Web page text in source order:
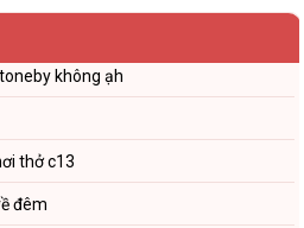
không ạh
thở c13
đêm